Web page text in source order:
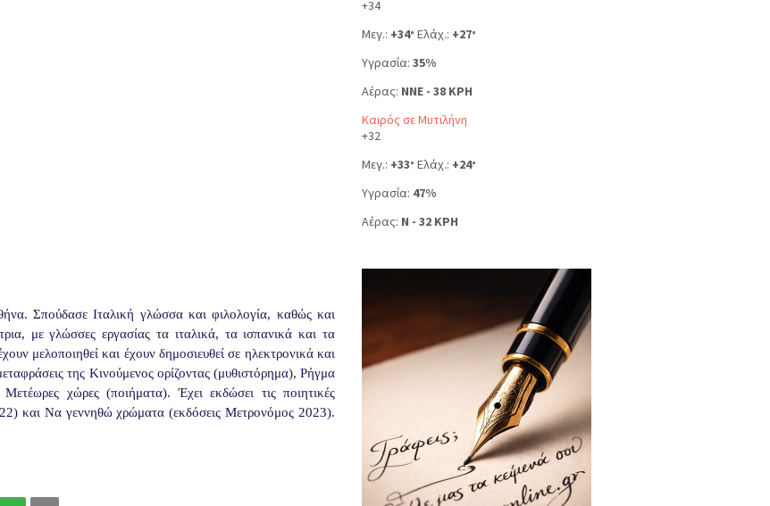
Σπούδασε Ιταλική γλώσσα και φιλολογία, καθώς και
με γλώσσες εργασίας τα ιταλικά, τα ισπανικά και τα
μελοποιηθεί και έχουν δημοσιευθεί σε ηλεκτρονικά και
της Κινούμενος ορίζοντας (μυθιστόρημα), Ρήγμα
χώρες (ποιήματα). Έχει εκδώσει τις ποιητικές
και Να γεννηθώ χρώματα (εκδόσεις Μετρονόμος 2023).
+34
Μεγ.: +34° Ελάχ.: +27°
Υγρασία: 35%
Αέρας: NNE - 38 KPH
Καιρός σε Μυτιλήνη
+32
Μεγ.: +33° Ελάχ.: +24°
Υγρασία: 47%
Αέρας: N - 32 KPH